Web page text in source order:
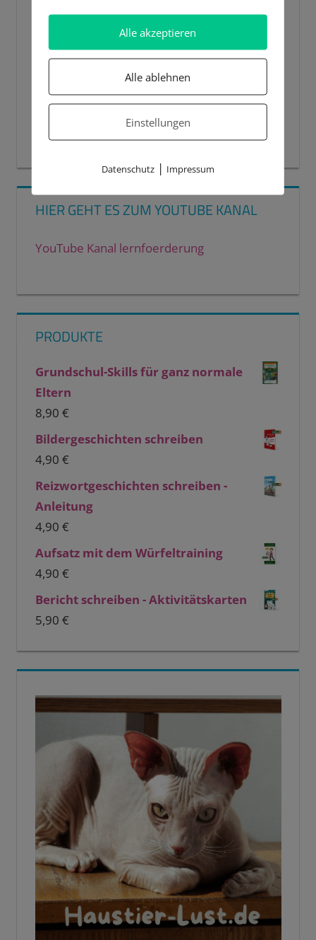
HIER GEHT ES ZUM YOUTUBE KANAL
YouTube Kanal lernfoerderung
PRODUKTE
Grundschul-Skills für ganz normale
Eltern
8,90 €
Bildergeschichten schreiben
4,90 €
Reizwortgeschichten schreiben -
Anleitung
4,90 €
Aufsatz mit dem Würfeltraining
4,90 €
Bericht schreiben - Aktivitätskarten
5,90 €
Alle akzeptieren
Alle ablehnen
Einstellungen
Datenschutz| Impressum